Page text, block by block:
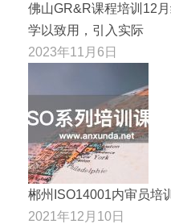
佛山GR&R课程培训12
学以致用，引入实际
2023年11月6日
郴州ISO14001内审员培
2021年12月10日